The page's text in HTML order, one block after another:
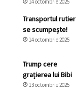
14 octombrie 2025
Transportul rutier
se scumpește!
14 octombrie 2025
Trump cere
grațierea lui Bibi
13 octombrie 2025